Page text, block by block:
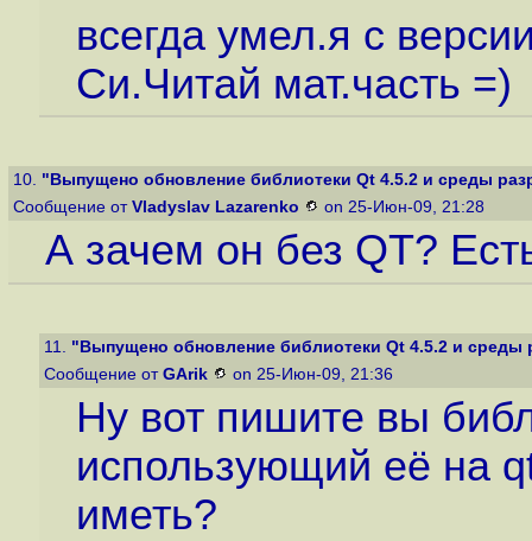
всегда умел.я с
Си.Читай мат.часть =)
10. "Выпущено обновление библиотеки Qt 4.5.2 и среды
Сообщение от Vladyslav Lazarenko on 25-Июн-09, 21:28
А зачем он без QT?
11. "Выпущено обновление библиотеки Qt 4.5.2 и среды
Сообщение от GArik on 25-Июн-09, 21:36
Ну вот пишите вы
использующий её на
иметь?